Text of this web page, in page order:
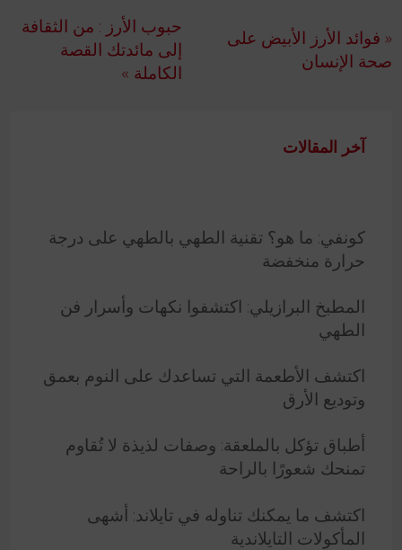
تصفّح
المقالات
« فوائد الأرز الأبيض على
صحة الإنسان
حبوب الأرز : من الثقافة
إلى مائدتك القصة
الكاملة »
آخر المقالات
كونفي: ما هو؟ تقنية الطهي بالطهي على درجة
حرارة منخفضة
المطبخ البرازيلي: اكتشفوا نكهات وأسرار فن
الطهي
اكتشف الأطعمة التي تساعدك على النوم بعمق
وتوديع الأرق
أطباق تؤكل بالملعقة: وصفات لذيذة لا تُقاوم
تمنحك شعورًا بالراحة
اكتشف ما يمكنك تناوله في تايلاند: أشهى
المأكولات التايلاندية